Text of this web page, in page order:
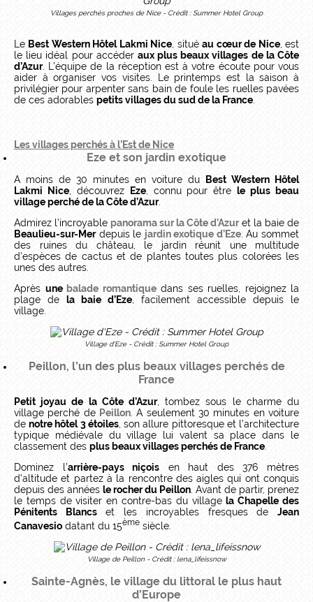
Villages perchés proches de Nice - Crédit : Summer Hotel Group
Le Best Western Hôtel Lakmi Nice , situéau cœur de Nice, est
le lieu idéal pour accéder aux plus beaux villages de la Côte
d’Azur. L’équipe de la réception est à votre écoute pour vous
aider à organiser vos visites. Le printemps est la saison à
privilégier pour arpenter sans bain de foule les ruelles pavées
de ces adorables petits villages du sud de la France
Les villages perchés à l’Est de Nice
Eze et son jardin exotique
A moins de 30 minutes en voiture du
Best Western Hôtel
Lakmi Nice, découvrez Eze, connu pour être
le plus beau
village perché de la Côte d’Azur.
Admirez l’incroyable panorama sur la Côte d’Azuret la baie de
Beaulieu-sur-Merdepuis le jardin exotique d’Eze. Au sommet
des ruines du château, le jardin réunit une multitude
d’espèces de cactus et de plantes toutes plus colorées les
unes des autres.
Après une balade romantiquedans ses ruelles, rejoignez la
plage de
la baie d’Eze , facilement accessible depuis le
village.
Village d'Eze - Crédit : Summer Hotel Group
Peillon, l’un des plus beaux villages perchés de
France
Petit joyau de la Côte d’Azur, tombez sous le charme du
village perché de Peillon . A seulement 30 minutes en voiture
denotre hôtel 3 étoiles, son allure pittoresque et l’architecture
typique médiévale du village lui valent sa place dans le
classement des plus beaux villages perchés de France
Dominez l’arrière-pays niçois en haut des 376 mètres
d’altitude et partez à la rencontre des aigles qui ont conquis
depuis des années le rocher du Peillon . Avant de partir, prenez
le temps de visiter en contre-bas du villagela Chapelle des
Pénitents Blancset les incroyables fresques deJean
Canavesio datant du 15ème siècle.
Village de Peillon - Crédit : lena_lifeissnow
Sainte-Agnès, le village du littoral le plus haut
d’Europe